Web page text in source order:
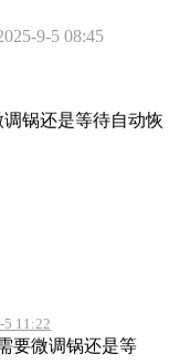
9-5 08:45
锅还是等待自动恢
11:22
要微调锅还是等